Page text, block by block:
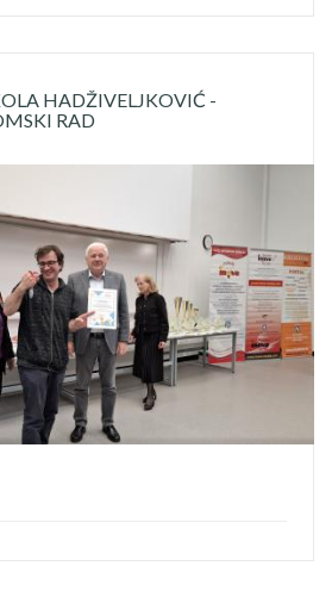
HADŽIVELJKOVIĆ -
RAD